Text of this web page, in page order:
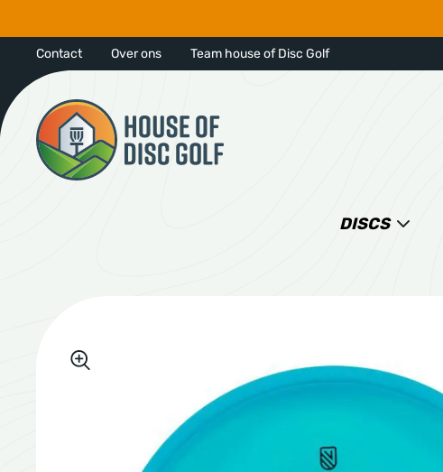
Contact Over ons Team house of Disc Golf
DISCS